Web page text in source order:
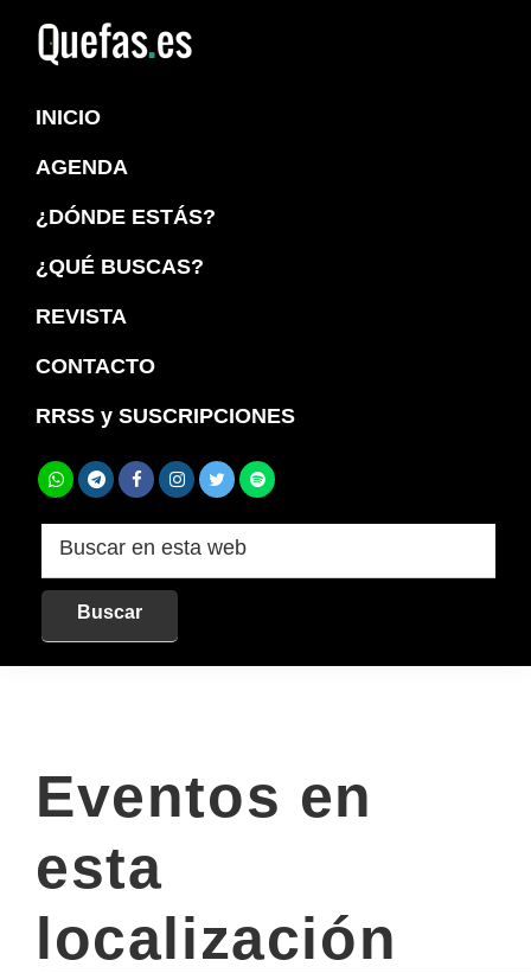
navegación
principal
principal
INICIO
AGENDA
¿DÓNDE ESTÁS?
¿QUÉ BUSCAS?
REVISTA
CONTACTO
RRSS y SUSCRIPCIONES
Buscar
web
Eventos en
esta
localización